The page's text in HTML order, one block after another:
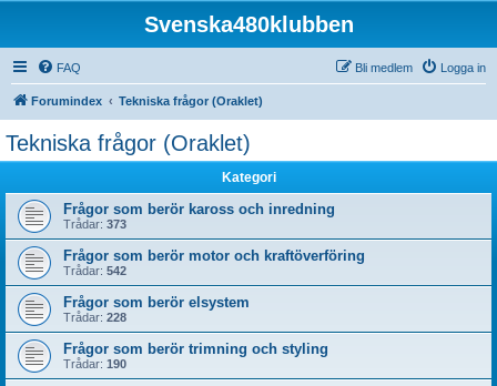
Svenska480klubben
FAQ Logga in
Bli medlem
Forumindex Tekniska frågor (Oraklet)
Tekniska frågor (Oraklet)
Kategori
Frågor som berör kaross och inredning
Trådar: 373
Frågor som berör motor och kraftöverföring
Trådar: 542
Frågor som berör elsystem
Trådar: 228
Frågor som berör trimning och styling
Trådar: 190